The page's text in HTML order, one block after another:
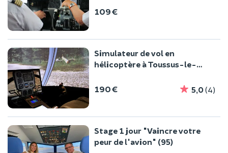
109 €
Simulateur de vol en
hélicoptère à Toussus-le-
190 € 5,0(4)
Stage 1 jour "Vaincre votre
peur de l'avion" (95)